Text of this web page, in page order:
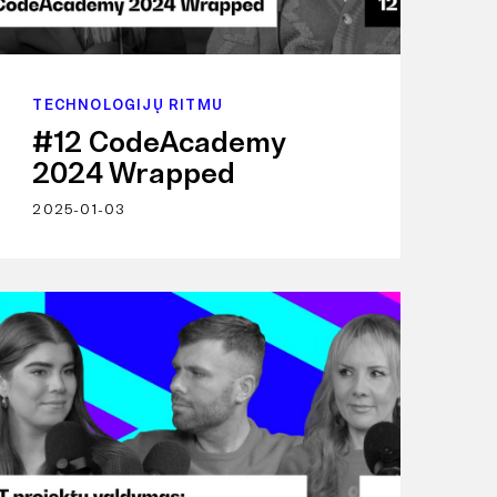
TECHNOLOGIJŲ RITMU
#12 CodeAcademy
2024 Wrapped
2025-01-03